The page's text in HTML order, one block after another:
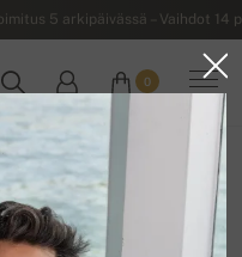
5 arkipäivässä – Vaihdot
0